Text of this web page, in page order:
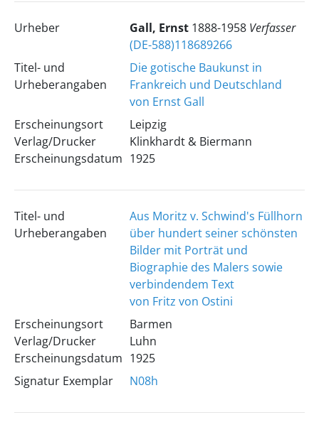
Urheber Gall, Ernst 1888-1958 Verfasser
(DE-588)118689266
Titel- und
Urheberangaben
Die gotische Baukunst in
Frankreich und Deutschland
von Ernst Gall
Erscheinungsort
Verlag/Drucker
Erscheinungsdatum
Leipzig
Klinkhardt & Biermann
1925
Titel- und
Urheberangaben
Aus Moritz v. Schwind's Füllhorn
über hundert seiner schönsten
Bilder mit Porträt und
Biographie des Malers sowie
verbindendem Text
von Fritz von Ostini
Erscheinungsort
Verlag/Drucker
Erscheinungsdatum
Barmen
Luhn
1925
Signatur Exemplar
N08h